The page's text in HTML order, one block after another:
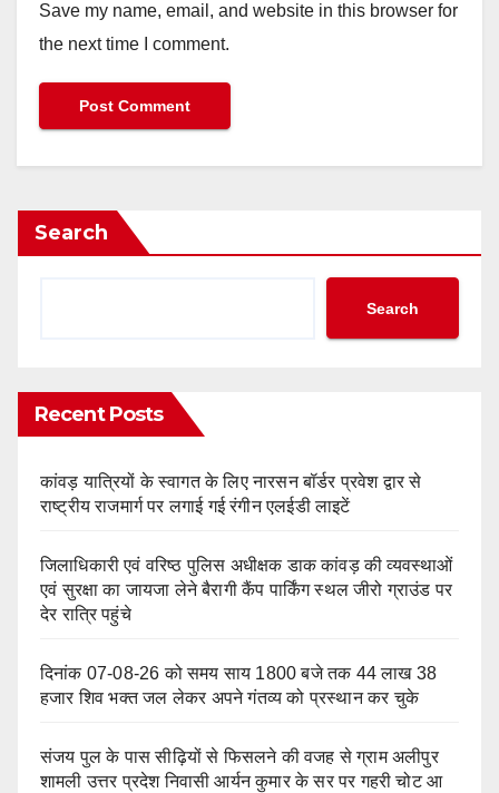
Save my name, email, and website in this browser for
the next time I comment.
Search
Search
Recent Posts
कांवड़ यात्रियों के स्वागत के लिए नारसन बॉर्डर प्रवेश द्वार से
राष्ट्रीय राजमार्ग पर लगाई गई रंगीन एलईडी लाइटें
जिलाधिकारी एवं वरिष्ठ पुलिस अधीक्षक डाक कांवड़ की व्यवस्थाओं
एवं सुरक्षा का जायजा लेने बैरागी कैंप पार्किंग स्थल जीरो ग्राउंड पर
देर रात्रि पहुंचे
दिनांक 07-08-26 को समय साय 1800 बजे तक 44 लाख 38
हजार शिव भक्त जल लेकर अपने गंतव्य को प्रस्थान कर चुके
संजय पुल के पास सीढ़ियों से फिसलने की वजह से ग्राम अलीपुर
शामली उत्तर प्रदेश निवासी आर्यन कुमार के सर पर गहरी चोट आ